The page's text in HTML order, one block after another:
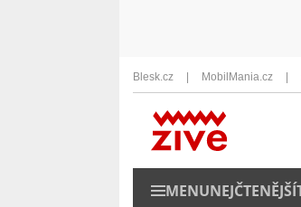
Blesk.cz MobilMania.cz
MENUNEJČTENĚJŠÍ